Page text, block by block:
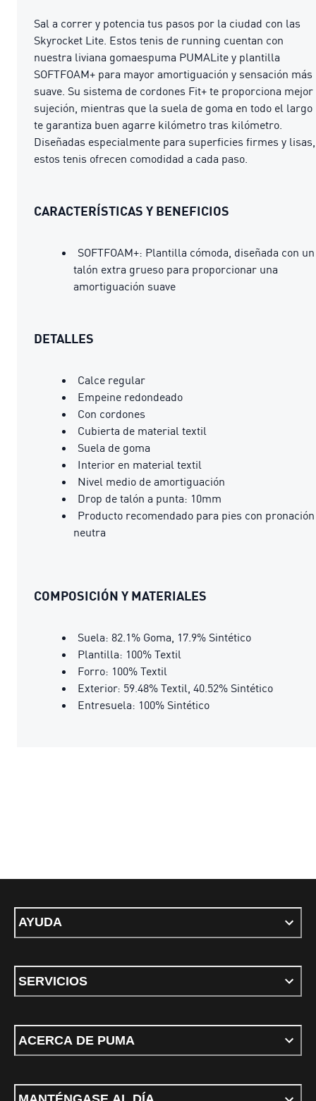
Sal a correr y potencia tus pasos por la ciudad con las
Skyrocket Lite. Estos tenis de running cuentan con
nuestra liviana gomaespuma PUMALite y plantilla
SOFTFOAM+ para mayor amortiguación y sensación más
suave. Su sistema de cordones Fit+ te proporciona mejor
sujeción, mientras que la suela de goma en todo el largo
te garantiza buen agarre kilómetro tras kilómetro.
Diseñadas especialmente para superficies firmes y lisas,
estos tenis ofrecen comodidad a cada paso.
CARACTERÍSTICAS Y BENEFICIOS
SOFTFOAM+: Plantilla cómoda, diseñada con un
talón extra grueso para proporcionar una
amortiguación suave
DETALLES
Calce regular
Empeine redondeado
Con cordones
Cubierta de material textil
Suela de goma
Interior en material textil
Nivel medio de amortiguación
Drop de talón a punta: 10mm
Producto recomendado para pies con pronación
neutra
COMPOSICIÓN Y MATERIALES
Suela: 82.1% Goma, 17.9% Sintético
Plantilla: 100% Textil
Forro: 100% Textil
Exterior: 59.48% Textil, 40.52% Sintético
Entresuela: 100% Sintético
AYUDA
SERVICIOS
ACERCA DE PUMA